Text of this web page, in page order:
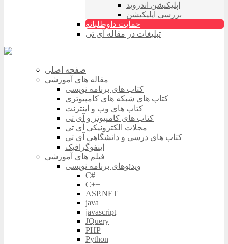
اپلیکیشن اندروید
بررسی اپلیکیشن
حمایت داوطلبانه
تبلیغات در مقاله آی تی
صفحه اصلی
مقاله های آموزشی
کتاب های برنامه نویسی
کتاب های شبکه های کامپیوتری
کتاب های وب و اینترنت
کتاب های کامپیوتر و آی تی
مجلات الکترونیکی آی تی
کتاب های درسی و دانشگاهی آی تی
اینفوگرافیک
فیلم های آموزشی
ویدئوهای برنامه نویسی
C#
C++
ASP.NET
java
javascript
JQuery
PHP
Python